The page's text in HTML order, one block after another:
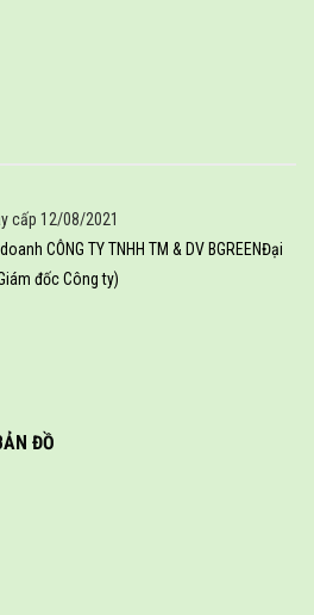
cấp 12/08/2021
CÔNG TY TNHH TM & DV BGREENĐại
đốc Công ty)
ĐỒ